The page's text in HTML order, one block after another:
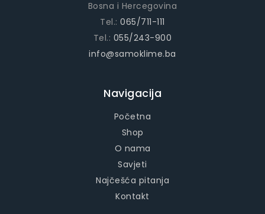
Bosna i Hercegovina
Tel.:065/711-111
Tel.: 055/243-900
info@samoklime.ba
Navigacija
Početna
Shop
O nama
Savjeti
Najčešća pitanja
Kontakt